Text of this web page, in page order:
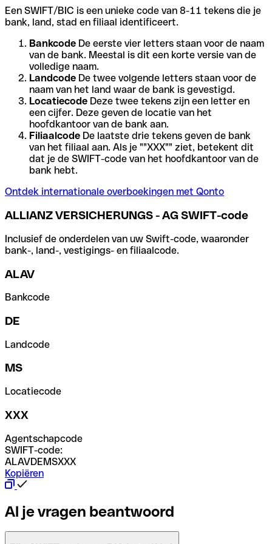
Een SWIFT/BIC is een unieke code van 8-11 tekens die je
bank, land, stad en filiaal identificeert.
Bankcode De eerste vier letters staan voor de naam
van de bank. Meestal is dit een korte versie van de
volledige naam.
Landcode De twee volgende letters staan voor de
naam van het land waar de bank is gevestigd.
Locatiecode Deze twee tekens zijn een letter en
een cijfer. Deze geven de locatie van het
hoofdkantoor van de bank aan.
Filiaalcode De laatste drie tekens geven de bank
van het filiaal aan. Als je ""XXX"" ziet, betekent dit
dat je de SWIFT-code van het hoofdkantoor van de
bank hebt.
Ontdek internationale overboekingen met Qonto
ALLIANZ VERSICHERUNGS - AG SWIFT-code
Inclusief de onderdelen van uw Swift-code, waaronder
bank-, land-, vestigings- en filiaalcode.
ALAV
Bankcode
DE
Landcode
MS
Locatiecode
XXX
Agentschapcode
SWIFT-code:
ALAVDEMSXXX
Kopiëren
Al je vragen beantwoord